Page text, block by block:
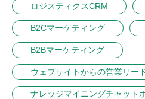
ロジスティクスCRM
B2Cマーケティング
B2Bマーケティング
ウェブサイトからの営業リー
ナレッジマイニングチャット